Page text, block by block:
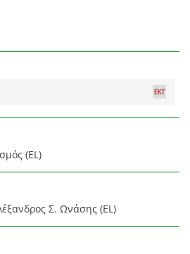
(EL)
Σ. Ωνάσης (EL)